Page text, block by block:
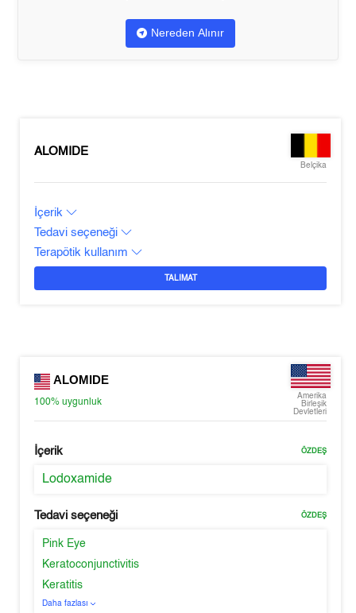
Nereden Alınır
ALOMIDE
Belçika
İçerik
Tedavi seçeneği
Terapötik kullanım
TALIMAT
ALOMIDE
100%uygunluk
Amerika
Birleşik
Devletleri
İçerik ÖZDEŞ
Lodoxamide
Tedavi seçeneği ÖZDEŞ
Pink Eye
Keratoconjunctivitis
Keratitis
Daha fazlası